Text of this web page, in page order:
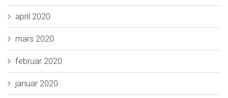
april 2020
mars 2020
februar 2020
januar 2020